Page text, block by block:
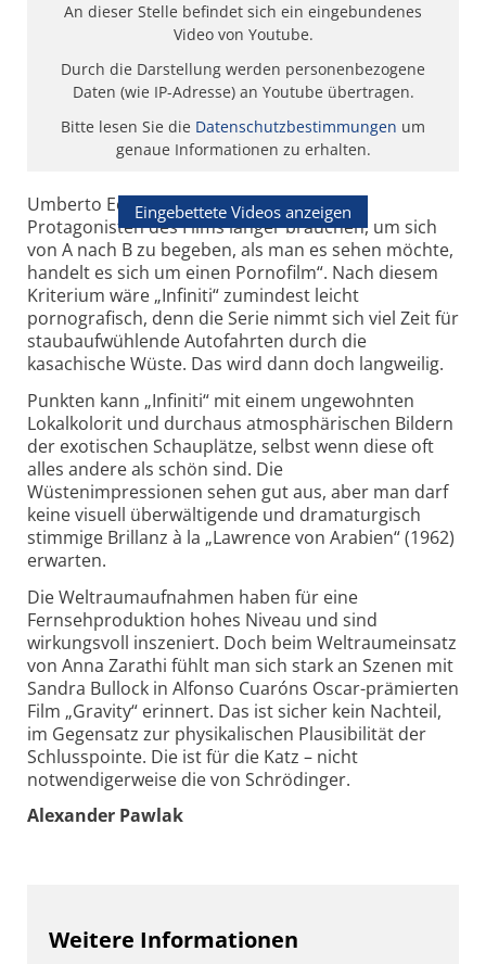
An dieser Stelle befindet sich ein eingebundenes
Video von Youtube.
Durch die Darstellung werden personenbezogene
Daten (wie IP-Adresse) an Youtube übertragen.
Bitte lesen Sie die Datenschutzbestimmungen um
genaue Informationen zu erhalten.
Eingebettete Videos anzeigen
Umberto Eco schrieb einmal: „Wenn die
Protagonisten des Films länger brauchen, um sich
von A nach B zu begeben, als man es sehen möchte,
handelt es sich um einen Pornofilm“. Nach diesem
Kriterium wäre „Infiniti“ zumindest leicht
pornografisch, denn die Serie nimmt sich viel Zeit für
staubaufwühlende Autofahrten durch die
kasachische Wüste. Das wird dann doch langweilig.
Punkten kann „Infiniti“ mit einem ungewohnten
Lokalkolorit und durchaus atmosphärischen Bildern
der exotischen Schauplätze, selbst wenn diese oft
alles andere als schön sind. Die
Wüstenimpressionen sehen gut aus, aber man darf
keine visuell überwältigende und dramaturgisch
stimmige Brillanz à la „Lawrence von Arabien“ (1962)
erwarten.
Die Weltraumaufnahmen haben für eine
Fernsehproduktion hohes Niveau und sind
wirkungsvoll inszeniert. Doch beim Weltraumeinsatz
von Anna Zarathi fühlt man sich stark an Szenen mit
Sandra Bullock in Alfonso Cuaróns Oscar-prämierten
Film „Gravity“ erinnert. Das ist sicher kein Nachteil,
im Gegensatz zur physikalischen Plausibilität der
Schlusspointe. Die ist für die Katz – nicht
notwendigerweise die von Schrödinger.
Alexander Pawlak
Weitere Informationen